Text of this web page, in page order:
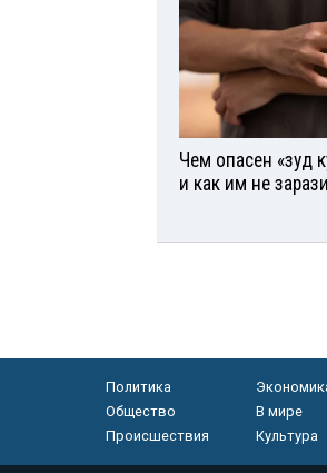
Чем опасен «зуд
и как им не
Политика
Общество
В мире
Происшествия
Культура